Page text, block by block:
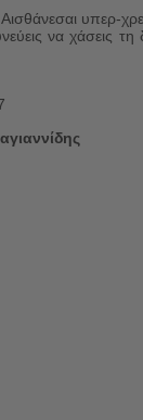
υπερ-
να χάσεις